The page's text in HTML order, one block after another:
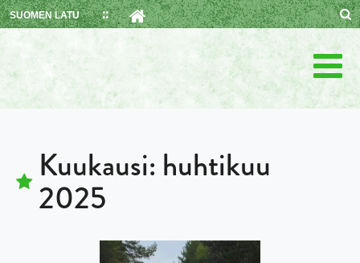
Skip
to
SUOMEN LATU
Kuukausi: huhtikuu
2025